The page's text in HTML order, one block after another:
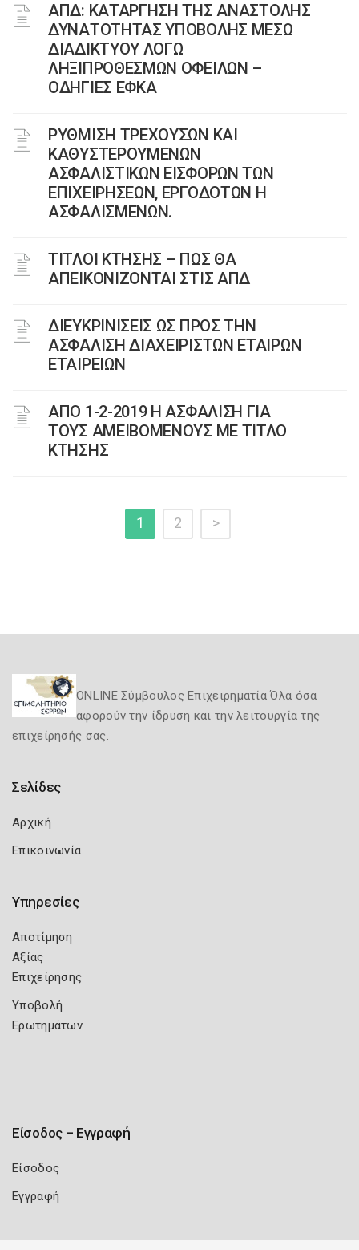
ΑΠΔ: ΚΑΤΑΡΓΗΣΗ ΤΗΣ ΑΝΑΣΤΟΛΗΣ
ΔΥΝΑΤΟΤΗΤΑΣ ΥΠΟΒΟΛΗΣ ΜΕΣΩ
ΔΙΑΔΙΚΤΥΟΥ ΛΟΓΩ
ΛΗΞΙΠΡΟΘΕΣΜΩΝ ΟΦΕΙΛΩΝ –
ΟΔΗΓΙΕΣ ΕΦΚΑ
ΡΥΘΜΙΣΗ ΤΡΕΧΟΥΣΩΝ ΚΑΙ
ΚΑΘΥΣΤΕΡΟΥΜΕΝΩΝ
ΑΣΦΑΛΙΣΤΙΚΩΝ ΕΙΣΦΟΡΩΝ ΤΩΝ
ΕΠΙΧΕΙΡΗΣΕΩΝ, ΕΡΓΟΔΟΤΩΝ Η
ΑΣΦΑΛΙΣΜΕΝΩΝ.
ΤΙΤΛΟΙ ΚΤΗΣΗΣ – ΠΩΣ ΘΑ
ΑΠΕΙΚΟΝΙΖΟΝΤΑΙ ΣΤΙΣ ΑΠΔ
ΔΙΕΥΚΡΙΝΙΣΕΙΣ ΩΣ ΠΡΟΣ ΤΗΝ
ΑΣΦΑΛΙΣΗ ΔΙΑΧΕΙΡΙΣΤΩΝ ΕΤΑΙΡΩΝ
ΕΤΑΙΡΕΙΩΝ
ΑΠΟ 1-2-2019 Η ΑΣΦΑΛΙΣΗ ΓΙΑ
ΤΟΥΣ ΑΜΕΙΒΟΜΕΝΟΥΣ ΜΕ ΤΙΤΛΟ
ΚΤΗΣΗΣ
1 2 >
ONLINE Σύμβουλος Επιχειρηματία Όλα όσα
αφορούν την ίδρυση και την λειτουργία της
επιχείρησής σας.
Σελίδες
Αρχική
Επικοινωνία
Υπηρεσίες
Αποτίμηση
Αξίας
Επιχείρησης
Υποβολή
Ερωτημάτων
Είσοδος – Εγγραφή
Είσοδος
Εγγραφή